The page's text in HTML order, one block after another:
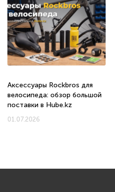
Аксессуары Rockbros для
велосипеда: обзор большой
поставки в Hube.kz
01.07.2026